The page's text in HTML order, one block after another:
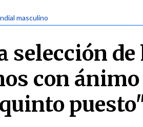
masculino
selección
con